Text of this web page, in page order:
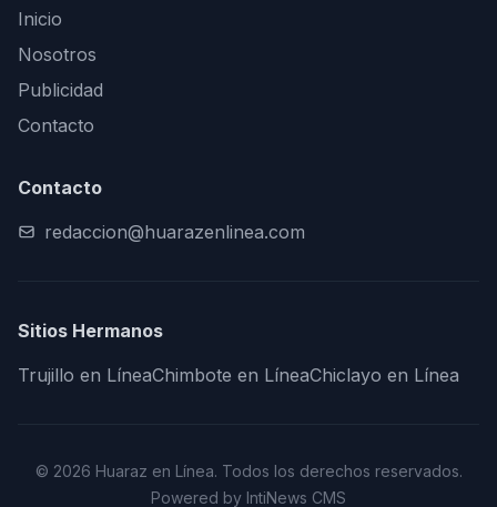
Inicio
Nosotros
Publicidad
Contacto
Contacto
redaccion@huarazenlinea.com
Sitios Hermanos
Trujillo en LíneaChimbote en LíneaChiclayo en Línea
© 2026 Huaraz en Línea. Todos los derechos reservados.
Powered by IntiNews CMS